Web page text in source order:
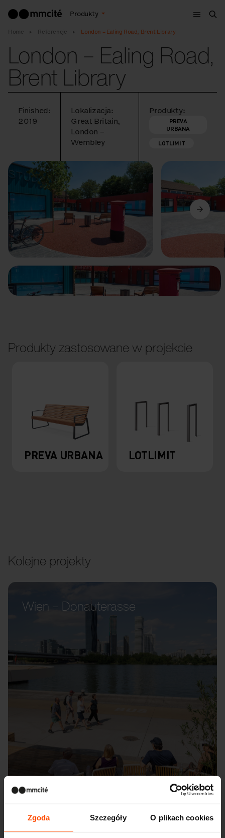
Zgoda Szczegóły O plikach cookies
Produkty
Menu
Home Referencje London – Ealing Road, Brent Library
London – Ealing Road,
Brent Library
Finished:
2019
Lokalizacja:
Great Britain,
London –
Wembley
Produkty:
PREVA
URBANA
LOTLIMIT
Dalej
Produkty zastosowane w projekcie
PREVA URBANA LOTLIMIT
Kolejne projekty
Wien – Donauterasse